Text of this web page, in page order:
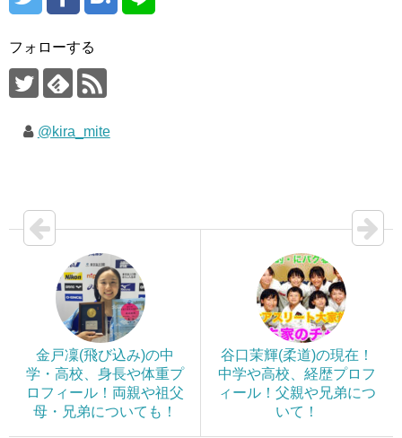
フォローする
@kira_mite
金戸凜(飛び込み)の中
学・高校、身長や体重プ
ロフィール！両親や祖父
母・兄弟についても！
谷口茉輝(柔道)の現在！
中学や高校、経歴プロフ
ィール！父親や兄弟につ
いて！